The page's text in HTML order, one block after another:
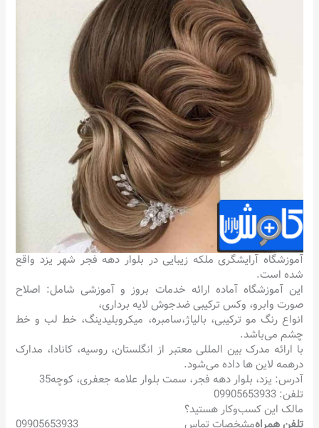
آموزشگاه آرایشگری ملکه زیبایی در بلوار دهه فجر شهر یزد واقع
شده است.
این آموزشگاه آماده ارائه خدمات بروز و آموزشی شامل: اصلاح
صورت وابرو، وکس ترکیبی ضدجوش لایه برداری،
انواع رنگ مو ترکیبی، بالیاژ،سامبره، میکروبلیدینگ، خط لب و خط
چشم می‌باشد.
با ارائه مدرک بین المللی معتبر از انگلستان، روسیه، کانادا، مدارک
درهمه لاین ها داده می‌شود.
آدرس: یزد، بلوار دهه فجر، سمت بلوار علامه جعفری، کوچه35
تلفن: 09905653933
مالک این کسب‌وکار هستید؟
تلفن همراه
09905653933
مشخصات تماس